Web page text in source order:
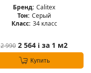
Бренд: Calitex
Тон: Серый
Класс: 34 класс
2 990 2 564 i за 1 м2
Купить